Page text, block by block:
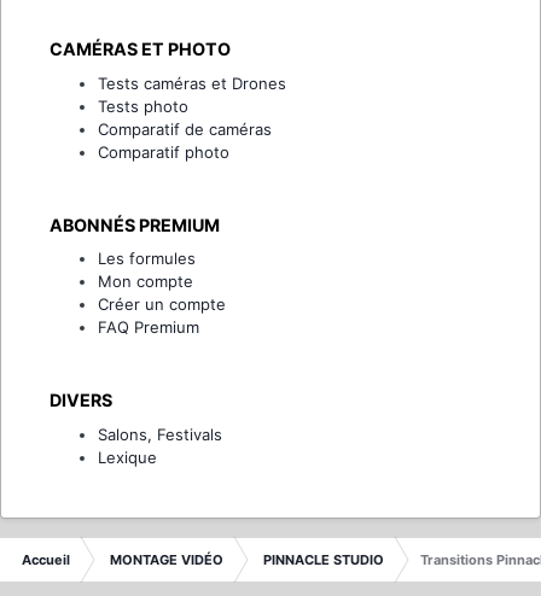
CAMÉRAS ET PHOTO
Tests caméras et Drones
Tests photo
Comparatif de caméras
Comparatif photo
ABONNÉS PREMIUM
Les formules
Mon compte
Créer un compte
FAQ Premium
DIVERS
Salons, Festivals
Lexique
Accueil MONTAGE VIDÉO PINNACLE STUDIO Transitions